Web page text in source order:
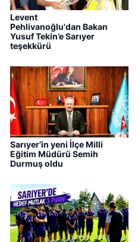
Levent
Pehlivanoğlu'dan Bakan
Yusuf Tekin’e Sarıyer
teşekkürü
Sarıyer’in yeni İlçe Milli
Eğitim Müdürü Semih
Durmuş oldu